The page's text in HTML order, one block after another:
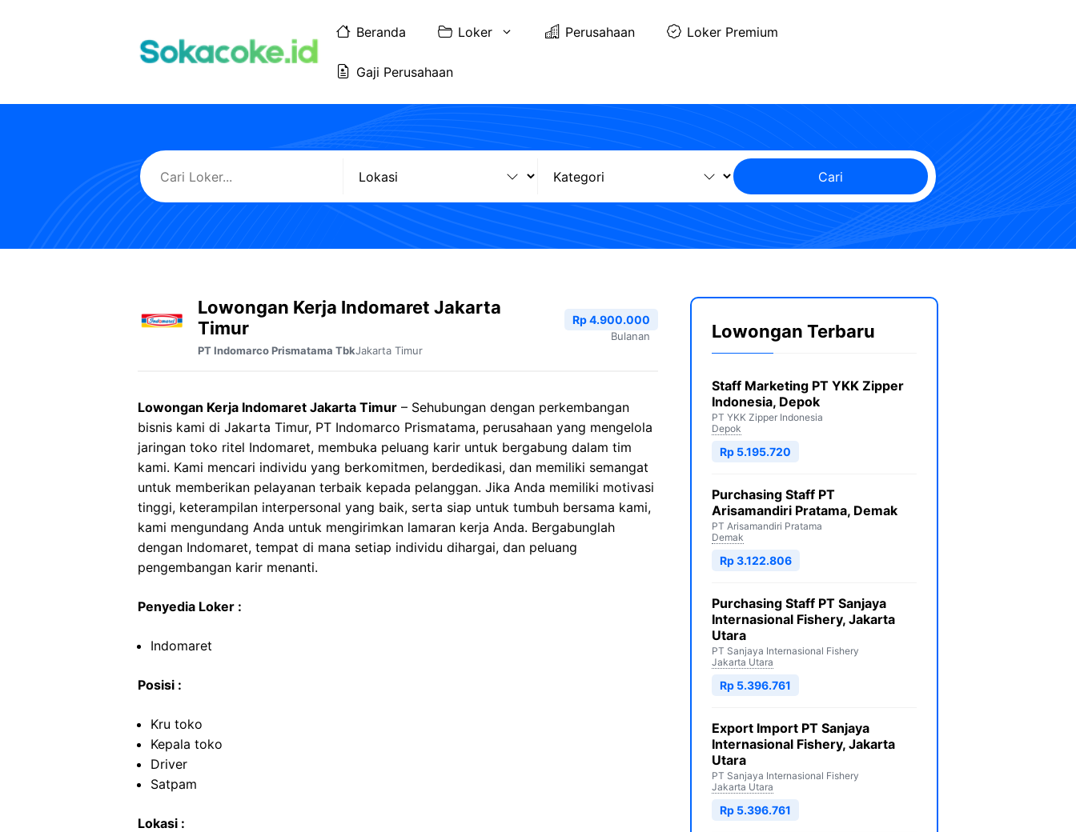
Beranda Loker Perusahaan Loker Premium
Gaji Perusahaan
Cari
Lowongan Kerja Indomaret Jakarta
Timur
PT Indomarco Prismatama TbkJakarta Timur
Rp 4.900.000
Bulanan
Lowongan Kerja Indomaret Jakarta Timur – Sehubungan dengan perkembangan
bisnis kami di Jakarta Timur, PT Indomarco Prismatama, perusahaan yang mengelola
jaringan toko ritel Indomaret, membuka peluang karir untuk bergabung dalam tim
kami. Kami mencari individu yang berkomitmen, berdedikasi, dan memiliki semangat
untuk memberikan pelayanan terbaik kepada pelanggan. Jika Anda memiliki motivasi
tinggi, keterampilan interpersonal yang baik, serta siap untuk tumbuh bersama kami,
kami mengundang Anda untuk mengirimkan lamaran kerja Anda. Bergabunglah
dengan Indomaret, tempat di mana setiap individu dihargai, dan peluang
pengembangan karir menanti.
Penyedia Loker :
Indomaret
Posisi :
Kru toko
Kepala toko
Driver
Satpam
Lokasi :
Lowongan Terbaru
Staff Marketing PT YKK Zipper
Indonesia, Depok
PT YKK Zipper Indonesia
Depok
Rp 5.195.720
Purchasing Staff PT
Arisamandiri Pratama, Demak
PT Arisamandiri Pratama
Demak
Rp 3.122.806
Purchasing Staff PT Sanjaya
Internasional Fishery, Jakarta
Utara
PT Sanjaya Internasional Fishery
Jakarta Utara
Rp 5.396.761
Export Import PT Sanjaya
Internasional Fishery, Jakarta
Utara
PT Sanjaya Internasional Fishery
Jakarta Utara
Rp 5.396.761